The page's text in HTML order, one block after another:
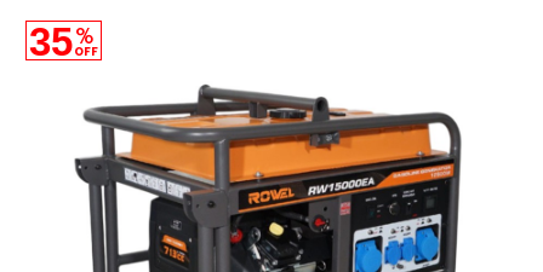
35%
OFF